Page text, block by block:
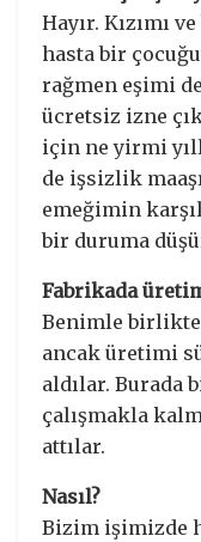
Hayır. Kızımı
hasta bir
rağmen eşimi
ücretsiz izne
için ne yirmi
de işsizlik
emeğimin
bir duruma
Fabrikada
Benimle birlikte
ancak üretimi
aldılar. Burada
çalışmakla
attılar.
Nasıl?
Bizim işimizde